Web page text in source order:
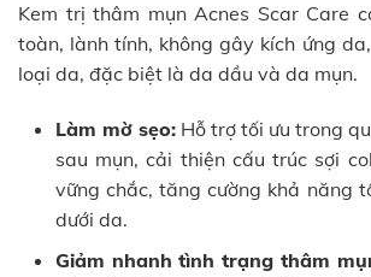
Kem trị thâm mụn Acnes Scar Care
toàn, lành tính, không gây kích ứng
loại da, đặc biệt là da dầu và da mụn.
Làm mờ sẹo:Hỗ trợ tối ưu trong
sau mụn, cải thiện cấu trúc sợi
vững chắc, tăng cường khả năng
dưới da.
Giảm nhanh tình trạng thâm